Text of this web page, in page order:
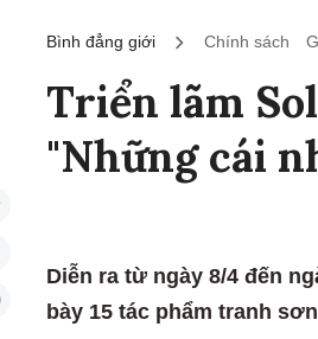
Bình đẳng giới Chính sách
Triển lãm
"Những cái
Diễn ra từ ngày 8/4 đến
bày 15 tác phẩm tranh